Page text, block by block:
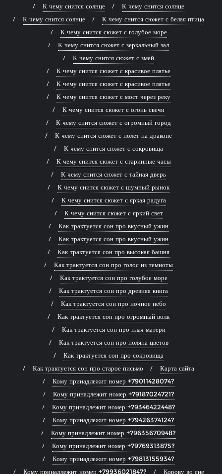
К чему снится солнце
К чему снится солнце
К чему снится солнце
К чему снится сюжет с белая птица
К чему снится сюжет с голубое море
К чему снится сюжет с зеркальный зал
К чему снится сюжет с змей
К чему снится сюжет с красивое платье
К чему снится сюжет с красивое платье
К чему снится сюжет с мост через реку
К чему снится сюжет с огонь свечи
К чему снится сюжет с огромный город
К чему снится сюжет с полет на драконе
К чему снится сюжет с сокровища
К чему снится сюжет с старинные часы
К чему снится сюжет с тайная дверь
К чему снится сюжет с шумный рынок
К чему снится сюжет с яркая радуга
К чему снится сюжет с яркий свет
Как трактуется сон про вкусный ужин
Как трактуется сон про вкусный ужин
Как трактуется сон про высокая башня
Как трактуется сон про голос из темноты
Как трактуется сон про голубое море
Как трактуется сон про древняя книга
Как трактуется сон про ночное небо
Как трактуется сон про огромный волк
Как трактуется сон про плач матери
Как трактуется сон про поляна цветов
Как трактуется сон про сокровища
Как трактуется сон про старое письмо
Карта сайта
Кому принадлежит номер +79011428074?
Кому принадлежит номер +79187024721?
Кому принадлежит номер +79346422448?
Кому принадлежит номер +79426374124?
Кому принадлежит номер +79635670948?
Кому принадлежит номер +79769313875?
Кому принадлежит номер +79813155934?
Кому принадлежит номер +79936021847?
Корову во сне